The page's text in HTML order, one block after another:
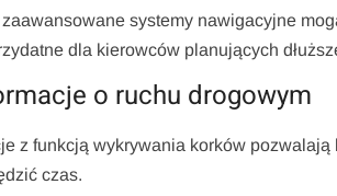
systemy nawigacyjne
dla kierowców planujących
o ruchu drogowym
z funkcją wykrywania korków
czas.